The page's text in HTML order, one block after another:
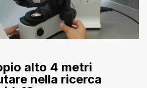
alto 4 metri
nella ricerca